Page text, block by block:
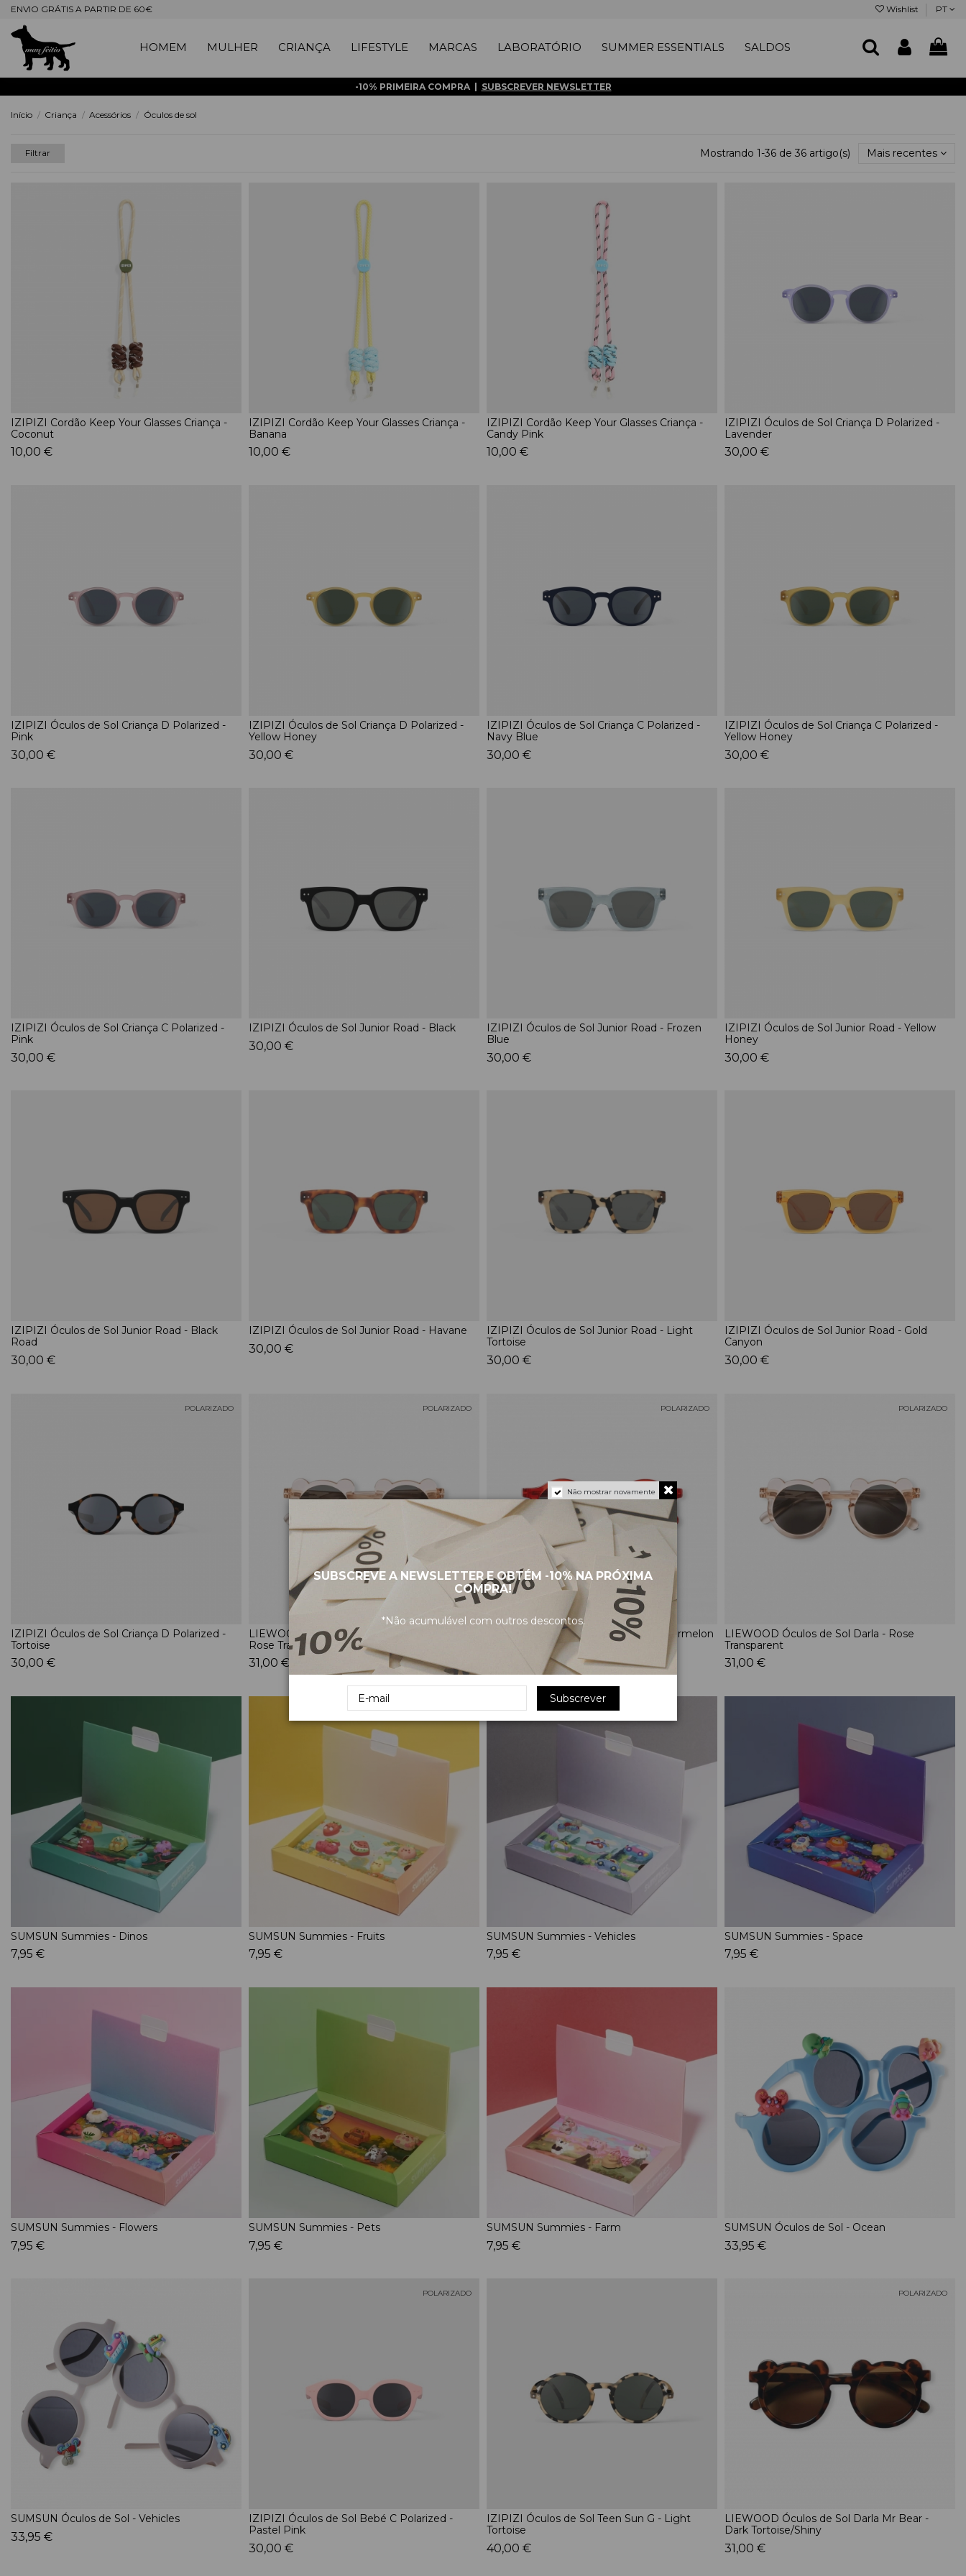
ENVIO GRÁTIS A PARTIR DE 60€ Wishlist PT
HOMEM MULHER CRIANÇA LIFESTYLE MARCAS LABORATÓRIO SUMMER ESSENTIALS SALDOS
-10% PRIMEIRA COMPRA | SUBSCREVER NEWSLETTER
Início Criança Acessórios Óculos de sol
Filtrar Mostrando 1-36 de 36 artigo(s) Mais recentes
IZIPIZI Cordão Keep Your Glasses Criança -
Coconut
10,00 €
IZIPIZI Cordão Keep Your Glasses Criança -
Banana
10,00 €
IZIPIZI Cordão Keep Your Glasses Criança -
Candy Pink
10,00 €
IZIPIZI Óculos de Sol Criança D Polarized -
Lavender
30,00 €
IZIPIZI Óculos de Sol Criança D Polarized -
Pink
30,00 €
IZIPIZI Óculos de Sol Criança D Polarized -
Yellow Honey
30,00 €
IZIPIZI Óculos de Sol Criança C Polarized -
Navy Blue
30,00 €
IZIPIZI Óculos de Sol Criança C Polarized -
Yellow Honey
30,00 €
IZIPIZI Óculos de Sol Criança C Polarized -
Pink
30,00 €
IZIPIZI Óculos de Sol Junior Road - Black
30,00 €
IZIPIZI Óculos de Sol Junior Road - Frozen
Blue
30,00 €
IZIPIZI Óculos de Sol Junior Road - Yellow
Honey
30,00 €
IZIPIZI Óculos de Sol Junior Road - Black
Road
30,00 €
IZIPIZI Óculos de Sol Junior Road - Havane
30,00 €
IZIPIZI Óculos de Sol Junior Road - Light
Tortoise
30,00 €
IZIPIZI Óculos de Sol Junior Road - Gold
Canyon
30,00 €
POLARIZADO
IZIPIZI Óculos de Sol Criança D Polarized -
Tortoise
30,00 €
POLARIZADO
LIEWOOD Óculos de Sol Darla Mr Bear -
Rose Transparent
31,00 €
POLARIZADO
LIEWOOD Óculos de Sol Darla - Watermelon
POLARIZADO
LIEWOOD Óculos de Sol Darla - Rose
Transparent
31,00 €
SUMSUN Summies - Dinos
7,95 €
SUMSUN Summies - Fruits
7,95 €
SUMSUN Summies - Vehicles
7,95 €
SUMSUN Summies - Space
7,95 €
SUMSUN Summies - Flowers
7,95 €
SUMSUN Summies - Pets
7,95 €
SUMSUN Summies - Farm
7,95 €
SUMSUN Óculos de Sol - Ocean
33,95 €
SUMSUN Óculos de Sol - Vehicles
33,95 €
POLARIZADO
IZIPIZI Óculos de Sol Bebé C Polarized -
Pastel Pink
30,00 €
IZIPIZI Óculos de Sol Teen Sun G - Light
Tortoise
40,00 €
POLARIZADO
LIEWOOD Óculos de Sol Darla Mr Bear -
Dark Tortoise/Shiny
31,00 €
Não mostrar novamente
SUBSCREVE A NEWSLETTER E OBTÉM -10%NA PRÓXIMA
COMPRA!
*Não acumulável com outros descontos.
Subscrever